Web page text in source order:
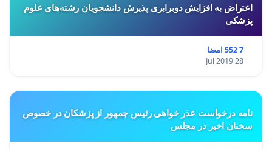
اعتراض به افزایش دوبرابری پذیرش دانشجویان رشته‌های علوم
پزشکی
7 552 امضا
28 Jul 2019
نامه درخواست عذر خواهی رئیس جمهور از پزشکان در خصوص
سخنان اخیر در مجلس